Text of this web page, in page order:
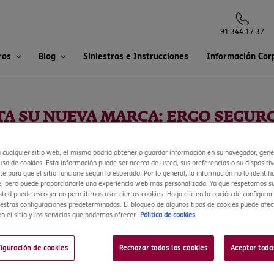
91 344 17 37
Blog Siniestros e Instrucciones Información
SU NUEVA MARCA: ERGO
en el mercado español, modifica su denominación comercial a
de ERGO, grupo asegurador al que pertenece ERV, con el
en este ramo, se convierte enERGO Seguros de Viaje. La
su transformación de denominación, y desde hoy presenta a sus
.
cualquier sitio web, el mismo podría obtener o guardar información en su navegador,
de cookies. Esta información puede ser acerca de usted, sus preferencias o su
para que el sitio funcione según lo esperado. Por lo general, la información no lo
pero puede proporcionarle una experiencia web más personalizada. Ya que respetamos
puede escoger no permitirnos usar ciertas cookies. Haga clic en la opción de
configuraciones predeterminadas. El bloqueo de algunos tipos de cookies puede
el sitio y los servicios que podemos ofrecer.
Pólitica de cookies
de cookies Rechazar todas las cookies Aceptar